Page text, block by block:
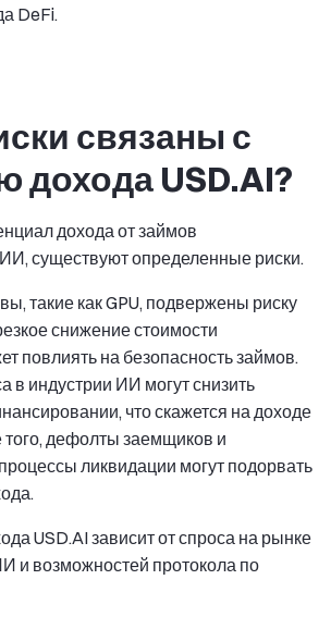
DeFi.
связаны с
дохода USD.AI?
дохода от займов
существуют определенные риски.
такие как GPU, подвержены риску
снижение стоимости
повлиять на безопасность займов.
в индустрии ИИ могут снизить
что скажется на доходе
того, дефолты заемщиков и
ликвидации могут подорвать
USD.AI зависит от спроса на рынке
и возможностей протокола по